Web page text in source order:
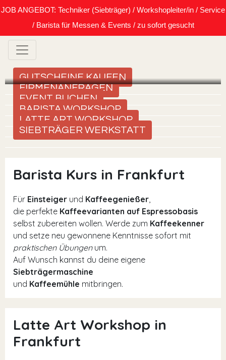
JOB ANGEBOT: Techniker (Siebträger) / Workshopleiter/in / Service
/ Barista für Messen & Events / zu sofort gesucht
GUTSCHEINE KAUFEN
FIRMENANFRAGEN
EVENT BUCHEN
BARISTA WORKSHOP
LATTE ART WORKSHOP
SIEBTRÄGER WERKSTATT
Barista Kurs in Frankfurt
Für Einsteiger und Kaffeegenießer,
die perfekte Kaffeevarianten auf Espressobasis
selbst zubereiten wollen. Werde zum Kaffeekenner
und setze neu gewonnene Kenntnisse sofort mit
praktischen Übungenum.
Auf Wunsch kannst du deine eigene
Siebträgermaschine
und Kaffeemühle mitbringen.
Latte Art Workshop in
Frankfurt